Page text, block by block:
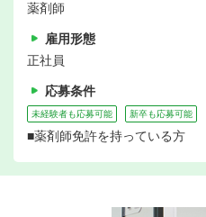
薬剤師
雇用形態
正社員
応募条件
未経験者も応募可能 新卒も応募可能
■薬剤師免許を持っている方